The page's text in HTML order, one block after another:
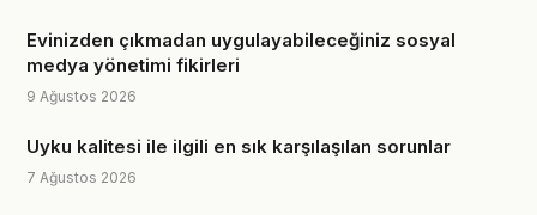
Evinizden çıkmadan uygulayabileceğiniz sosyal
medya yönetimi fikirleri
9 Ağustos 2026
Uyku kalitesi ile ilgili en sık karşılaşılan sorunlar
7 Ağustos 2026